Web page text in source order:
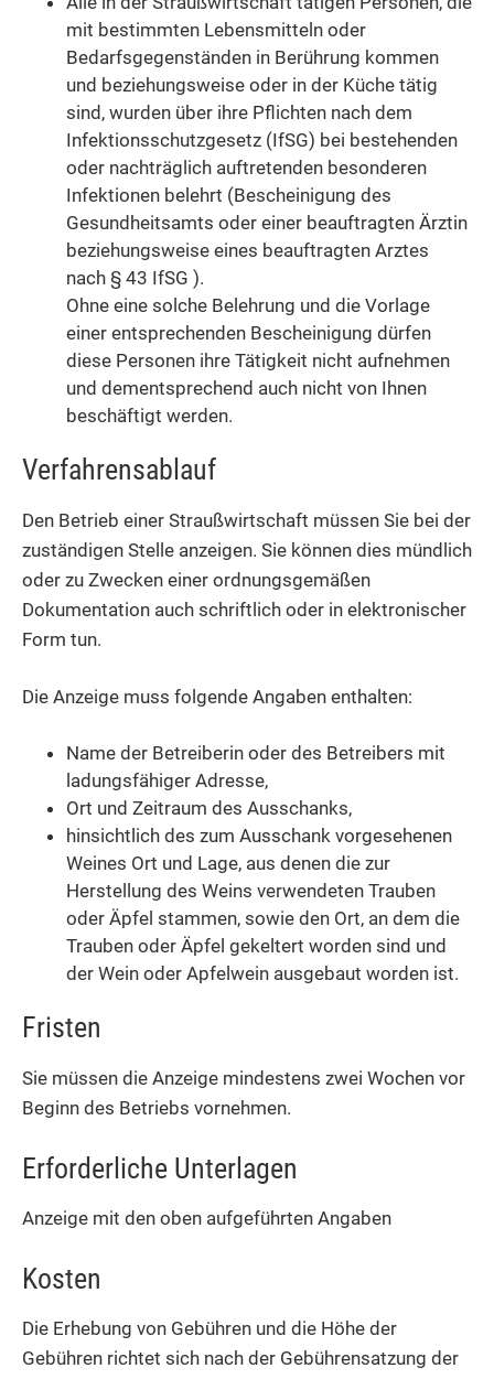
mit bestimmten Lebensmitteln oder
Bedarfsgegenständen in Berührung kommen
und beziehungsweise oder in der Küche tätig
sind, wurden über ihre Pflichten nach dem
Infektionsschutzgesetz (IfSG) bei bestehenden
oder nachträglich auftretenden besonderen
Infektionen belehrt (Bescheinigung des
Gesundheitsamts oder einer beauftragten Ärztin
beziehungsweise eines beauftragten Arztes
nach § 43 IfSG ).
Ohne eine solche Belehrung und die Vorlage
einer entsprechenden Bescheinigung dürfen
diese Personen ihre Tätigkeit nicht aufnehmen
und dementsprechend auch nicht von Ihnen
beschäftigt werden.
Verfahrensablauf
Den Betrieb einer Straußwirtschaft müssen Sie bei der
zuständigen Stelle anzeigen. Sie können dies mündlich
oder zu Zwecken einer ordnungsgemäßen
Dokumentation auch schriftlich oder in elektronischer
Form tun.
Die Anzeige muss folgende Angaben enthalten:
Name der Betreiberin oder des Betreibers mit
ladungsfähiger Adresse,
Ort und Zeitraum des Ausschanks,
hinsichtlich des zum Ausschank vorgesehenen
Weines Ort und Lage, aus denen die zur
Herstellung des Weins verwendeten Trauben
oder Äpfel stammen, sowie den Ort, an dem die
Trauben oder Äpfel gekeltert worden sind und
der Wein oder Apfelwein ausgebaut worden ist.
Fristen
Sie müssen die Anzeige mindestens zwei Wochen vor
Beginn des Betriebs vornehmen.
Erforderliche Unterlagen
Anzeige mit den oben aufgeführten Angaben
Kosten
Die Erhebung von Gebühren und die Höhe der
Gebühren richtet sich nach der Gebührensatzung der